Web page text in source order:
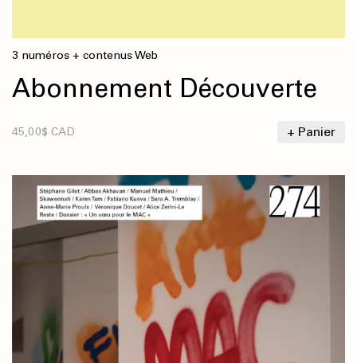
3 numéros + contenus Web
Abonnement Découverte
45,00$ CAD + Panier